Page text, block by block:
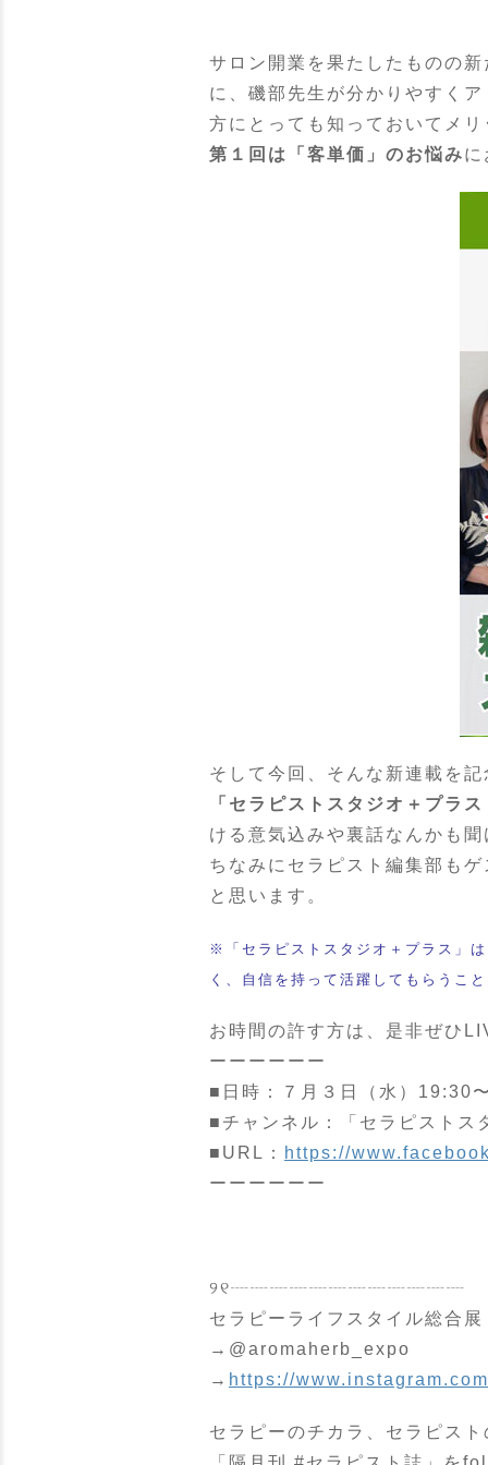
サロン開業を果たしたものの
に、磯部先生が分かりやすく
方にとっても知っておいてメ
第１回は「客単価」のお悩みに
そして今回、そんな新連載を
「セラピストスタジオ＋プラス
ける意気込みや裏話なんかも聞
ちなみにセラピスト編集部も
と思います。
※「セラピストスタジオ＋プラス」は
く、自信を持って活躍してもらうこ
お時間の許す方は、是非ぜひ
ーーーーーー
■日時：７月３日（水）19:30
■チャンネル：「セラピストス
■URL：
https://
ーーーーーー
୨୧┈┈┈┈┈┈┈┈┈┈┈┈
セラピーライフスタイル総合
→@aromaherb_expo
→ https://
セラピーのチカラ、セラピスト